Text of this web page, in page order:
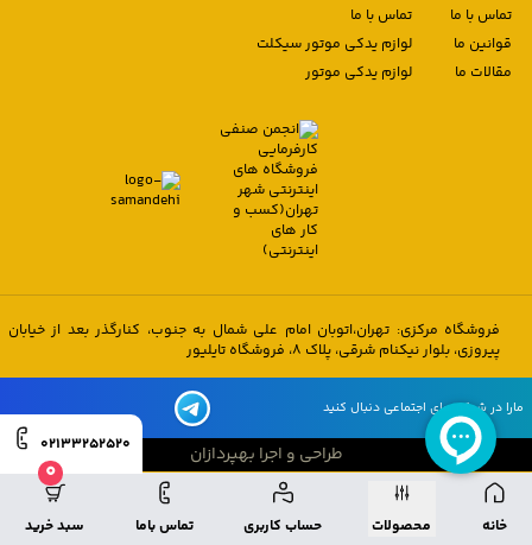
خانه محصولات حساب کاربری تماس باما
0
سبد خرید
02133252520
تماس با ما
قوانین ما
مقالات ما
تماس با ما
لوازم یدکی موتور سیکلت
لوازم یدکی موتور
فروشگاه مرکزی: تهران،اتوبان امام علی شمال به جنوب، کنارگذر بعد از خیابان
پیروزی، بلوار نیکنام شرقی، پلاک 8، فروشگاه تایلیور
مارا در شبکه های اجتماعی دنبال کنید
طراحی و اجرا بهپردازان
طراحی و اجرا بهپردازان